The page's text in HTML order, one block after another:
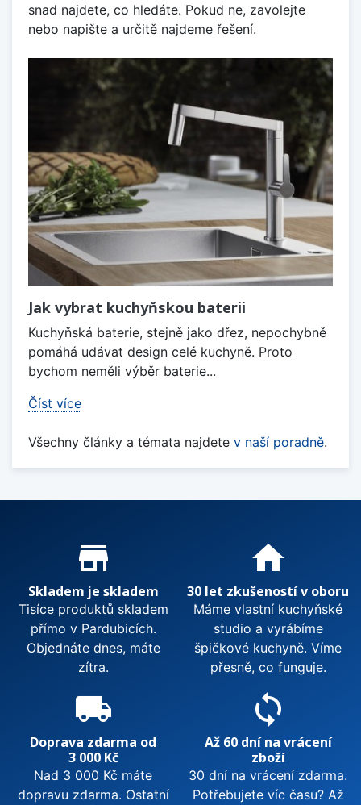
snad najdete, co hledáte. Pokud ne, zavolejte
nebo napište a určitě najdeme řešení.
Jak vybrat kuchyňskou baterii
Kuchyňská baterie, stejně jako dřez, nepochybně
pomáhá udávat design celé kuchyně. Proto
bychom neměli výběr baterie...
Číst více
Všechny články a témata najdete v naší poradně.
Proč nakupovat u nás?
store_mall_directory
Skladem je skladem
Tisíce produktů skladem
přímo v Pardubicích.
Objednáte dnes, máte
zítra.
home
30 let zkušeností v oboru
Máme vlastní kuchyňské
studio a vyrábíme
špičkové kuchyně. Víme
přesně, co funguje.
local_shipping
Doprava zdarma od
3 000 Kč
Nad 3 000 Kč máte
dopravu zdarma. Ostatní
sync
Až 60 dní na vrácení
zboží
30 dní na vrácení zdarma.
Potřebujete víc času? Až